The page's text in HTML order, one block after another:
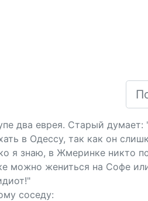
два еврея. Старый
в Одессу, так как он
я знаю, в Жмеринке никто
можно жениться на Софе
соседу: